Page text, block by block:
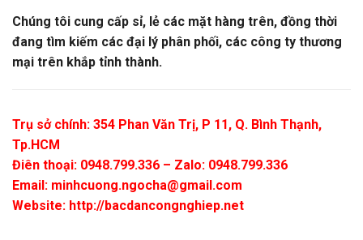
Chúng tôi cung cấp sỉ, lẻ các mặt hàng trên, đồng thời
đang tìm kiếm các đại lý phân phối, các công ty thương
mại trên khắp tỉnh thành.
Trụ sở chính: 354 Phan Văn Trị, P 11, Q. Bình Thạnh,
Tp.HCM
Điên thoại: 0948.799.336 – Zalo: 0948.799.336
Email: minhcuong.ngocha@gmail.com
Website: http://bacdancongnghiep.net